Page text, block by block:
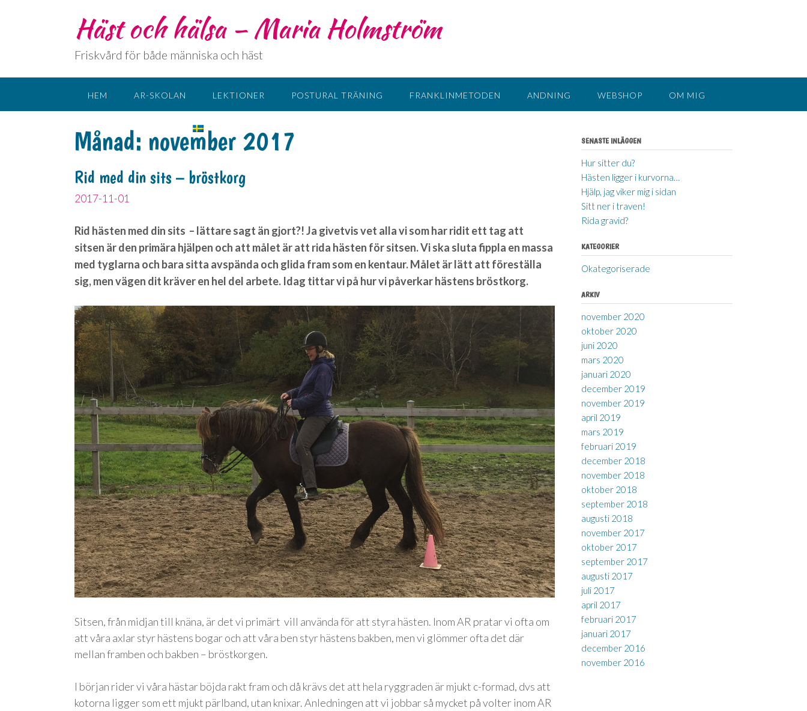
Häst och hälsa – Maria Holmström
Friskvård för både människa och häst
HEM AR-SKOLAN LEKTIONER POSTURAL TRÄNING FRANKLINMETODEN ANDNING WEBSHOP OM MIG
KONTAKT
Månad: november 2017
Rid med din sits – bröstkorg
2017-11-01
Rid hästen med din sits – lättare sagt än gjort?! Ja givetvis vet alla vi som har ridit ett tag att
sitsen är den primära hjälpen och att målet är att rida hästen för sitsen. Vi ska sluta fippla en massa
med tyglarna och bara sitta avspända och glida fram som en kentaur. Målet är lätt att föreställa
sig, men vägen dit kräver en hel del arbete. Idag tittar vi på hur vi påverkar hästens bröstkorg.
Sitsen, från midjan till knäna, är det vi primärt vill använda för att styra hästen. Inom AR pratar vi ofta om
att våra axlar styr hästens bogar och att våra ben styr hästens bakben, men vi glömmer ofta det där
mellan framben och bakben – bröstkorgen.
I början rider vi våra hästar böjda rakt fram och då krävs det att hela ryggraden är mjukt c-formad, dvs att
kotorna ligger som ett mjukt pärlband, utan knixar. Anledningen att vi jobbar så mycket på volter inom AR
SENASTE INLÄGGEN
Hur sitter du?
Hästen ligger i kurvorna…
Hjälp, jag viker mig i sidan
Sitt ner i traven!
Rida gravid?
KATEGORIER
Okategoriserade
ARKIV
november 2020
oktober 2020
juni 2020
mars 2020
januari 2020
december 2019
november 2019
april 2019
mars 2019
februari 2019
december 2018
november 2018
oktober 2018
september 2018
augusti 2018
november 2017
oktober 2017
september 2017
augusti 2017
juli 2017
april 2017
februari 2017
januari 2017
december 2016
november 2016